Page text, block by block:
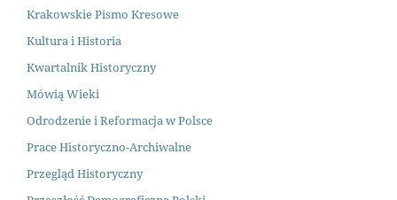
Krakowskie Pismo Kresowe
Kultura i Historia
Kwartalnik Historyczny
Mówią Wieki
Odrodzenie i Reformacja w Polsce
Prace Historyczno-Archiwalne
Przegląd Historyczny